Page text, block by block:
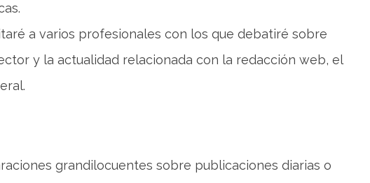
a varios profesionales con los que debatiré sobre
y la actualidad relacionada con la redacción web, el
grandilocuentes sobre publicaciones diarias o